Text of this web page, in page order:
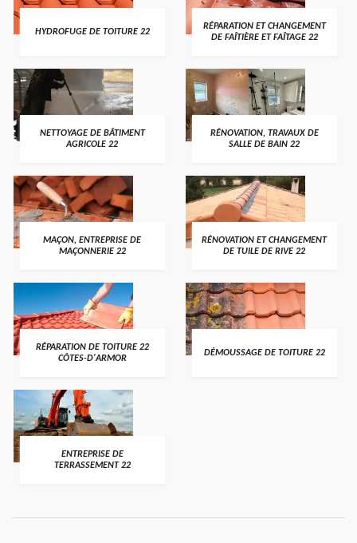
HYDROFUGE DE TOITURE 22
RÉPARATION ET CHANGEMENT
DE FAÎTIÈRE ET FAÎTAGE 22
NETTOYAGE DE BÂTIMENT
AGRICOLE 22
RÉNOVATION, TRAVAUX DE
SALLE DE BAIN 22
MAÇON, ENTREPRISE DE
MAÇONNERIE 22
RÉNOVATION ET CHANGEMENT
DE TUILE DE RIVE 22
RÉPARATION DE TOITURE 22
CÔTES-D'ARMOR
DÉMOUSSAGE DE TOITURE 22
ENTREPRISE DE
TERRASSEMENT 22